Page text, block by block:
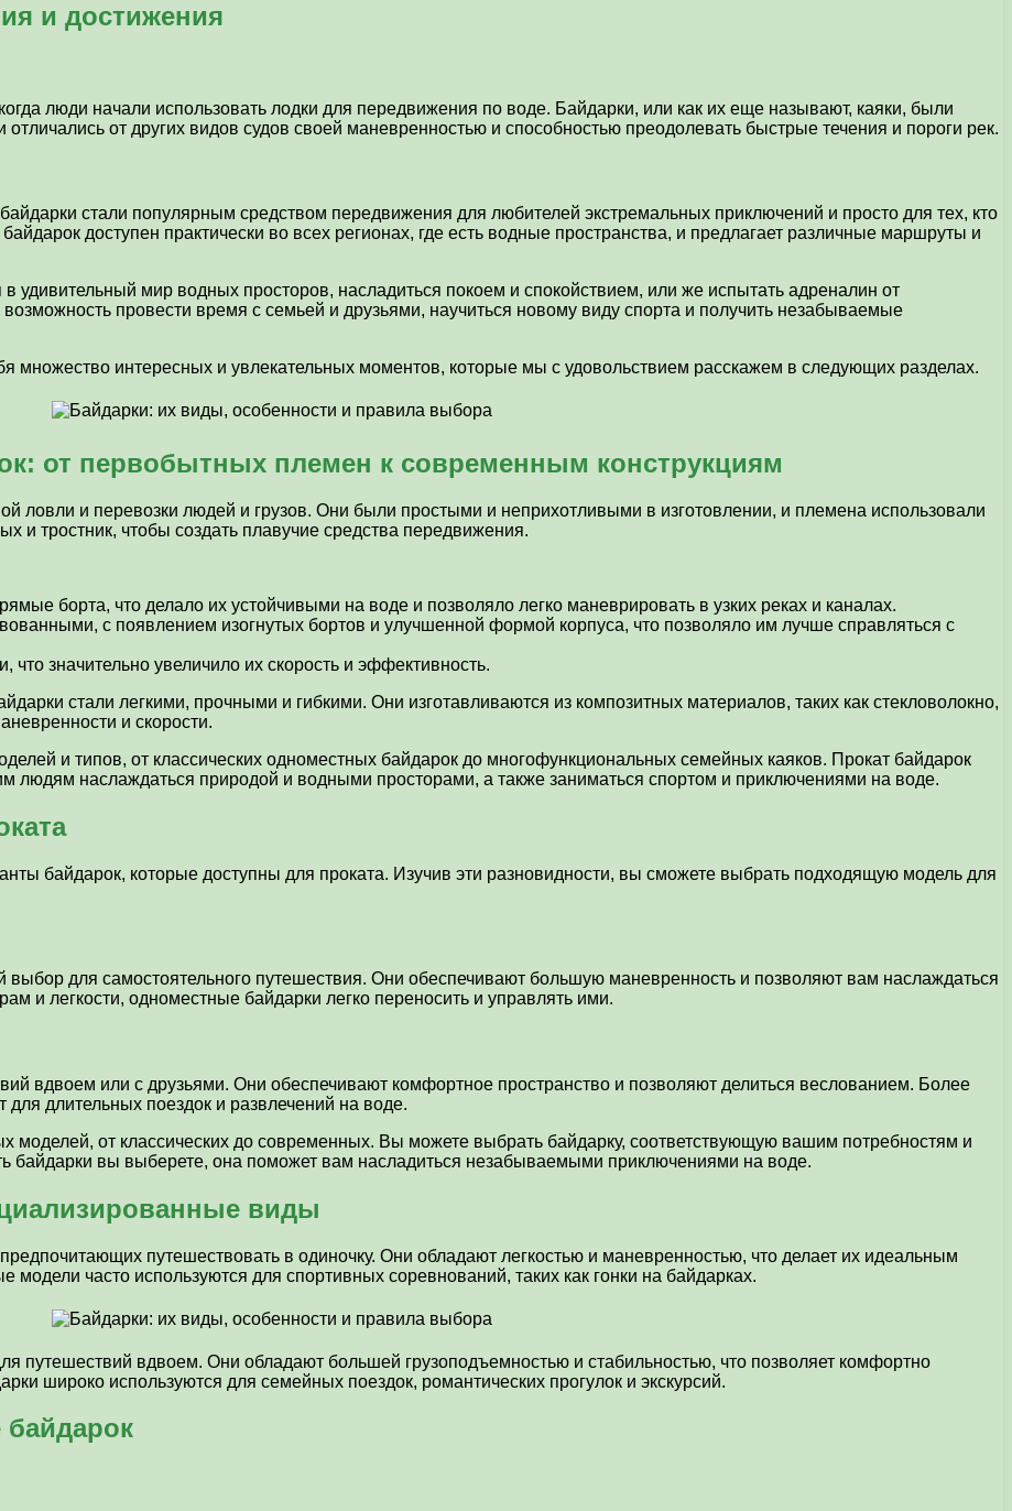
и достижения
люди начали использовать лодки для передвижения по воде. Байдарки, или как их еще называют, каяки, были
от других видов судов своей маневренностью и способностью преодолевать быстрые течения и пороги рек.
стали популярным средством передвижения для любителей экстремальных приключений и просто для тех, кто
доступен практически во всех регионах, где есть водные пространства, и предлагает различные маршруты и
в удивительный мир водных просторов, насладиться покоем и спокойствием, или же испытать адреналин от
провести время с семьей и друзьями, научиться новому виду спорта и получить незабываемые
множество интересных и увлекательных моментов, которые мы с удовольствием расскажем в следующих разделах.
от первобытных племен к современным конструкциям
ловли и перевозки людей и грузов. Они были простыми и неприхотливыми в изготовлении, и племена использовали
и тростник, чтобы создать плавучие средства передвижения.
борта, что делало их устойчивыми на воде и позволяло легко маневрировать в узких реках и каналах.
с появлением изогнутых бортов и улучшенной формой корпуса, что позволяло им лучше справляться с
значительно увеличило их скорость и эффективность.
стали легкими, прочными и гибкими. Они изготавливаются из композитных материалов, таких как стекловолокно,
и скорости.
и типов, от классических одноместных байдарок до многофункциональных семейных каяков. Прокат байдарок
людям наслаждаться природой и водными просторами, а также заниматься спортом и приключениями на воде.
байдарок, которые доступны для проката. Изучив эти разновидности, вы сможете выбрать подходящую модель для
для самостоятельного путешествия. Они обеспечивают большую маневренность и позволяют вам наслаждаться
и легкости, одноместные байдарки легко переносить и управлять ими.
вдвоем или с друзьями. Они обеспечивают комфортное пространство и позволяют делиться веслованием. Более
длительных поездок и развлечений на воде.
моделей, от классических до современных. Вы можете выбрать байдарку, соответствующую вашим потребностям и
байдарки вы выберете, она поможет вам насладиться незабываемыми приключениями на воде.
виды
путешествовать в одиночку. Они обладают легкостью и маневренностью, что делает их идеальным
часто используются для спортивных соревнований, таких как гонки на байдарках.
путешествий вдвоем. Они обладают большей грузоподъемностью и стабильностью, что позволяет комфортно
широко используются для семейных поездок, романтических прогулок и экскурсий.
байдарок